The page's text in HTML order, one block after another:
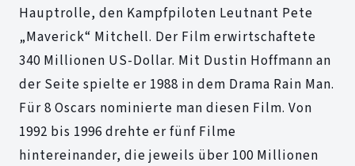
Hauptrolle, den Kampfpiloten Leutnant Pete
„Maverick“ Mitchell. Der Film erwirtschaftete
340 Millionen US-Dollar. Mit Dustin Hoffmann an
der Seite spielte er 1988 in dem Drama Rain Man.
Für 8 Oscars nominierte man diesen Film. Von
1992 bis 1996 drehte er fünf Filme
hintereinander, die jeweils über 100 Millionen